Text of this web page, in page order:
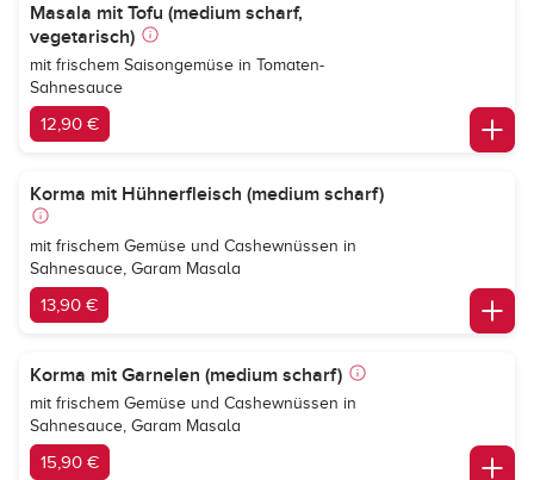
Masala mit Tofu (medium scharf,
vegetarisch)
mit frischem Saisongemüse in Tomaten-
Sahnesauce
12,90 €
Korma mit Hühnerfleisch (medium scharf)
mit frischem Gemüse und Cashewnüssen in
Sahnesauce, Garam Masala
13,90 €
Korma mit Garnelen (medium scharf)
mit frischem Gemüse und Cashewnüssen in
Sahnesauce, Garam Masala
15,90 €